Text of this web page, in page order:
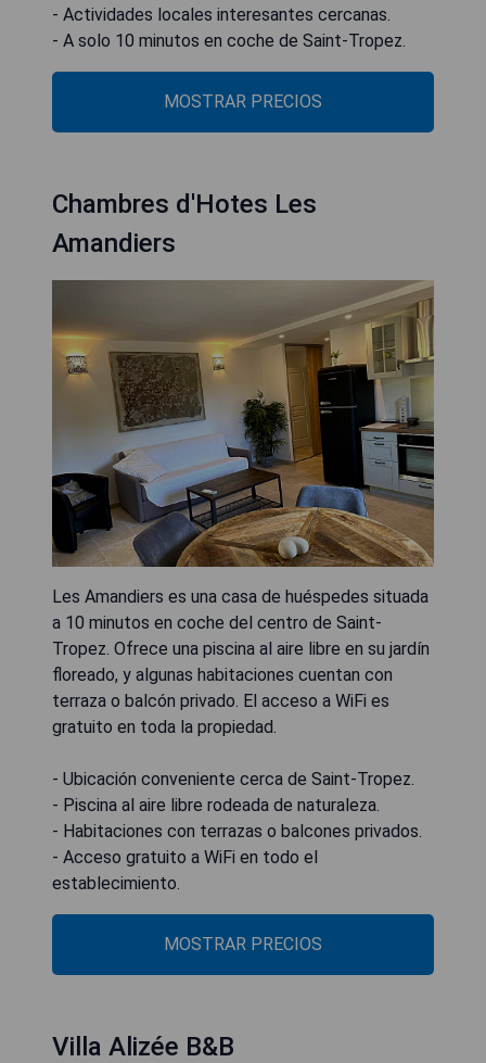
- Actividades locales interesantes cercanas.
- A solo 10 minutos en coche de Saint-Tropez.
MOSTRAR PRECIOS
Chambres d'Hotes Les
Amandiers
Les Amandiers es una casa de huéspedes situada
a 10 minutos en coche del centro de Saint-
Tropez. Ofrece una piscina al aire libre en su jardín
floreado, y algunas habitaciones cuentan con
terraza o balcón privado. El acceso a WiFi es
gratuito en toda la propiedad.
- Ubicación conveniente cerca de Saint-Tropez.
- Piscina al aire libre rodeada de naturaleza.
- Habitaciones con terrazas o balcones privados.
- Acceso gratuito a WiFi en todo el
establecimiento.
MOSTRAR PRECIOS
Villa Alizée B&B